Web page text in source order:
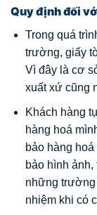
Quy định đối
Trong quá
trường, giấy
Vì đây là cơ
xuất xứ cũng
Khách hàng
hàng hoá
bảo hàng
bảo hình
những trường
nhiệm khi có